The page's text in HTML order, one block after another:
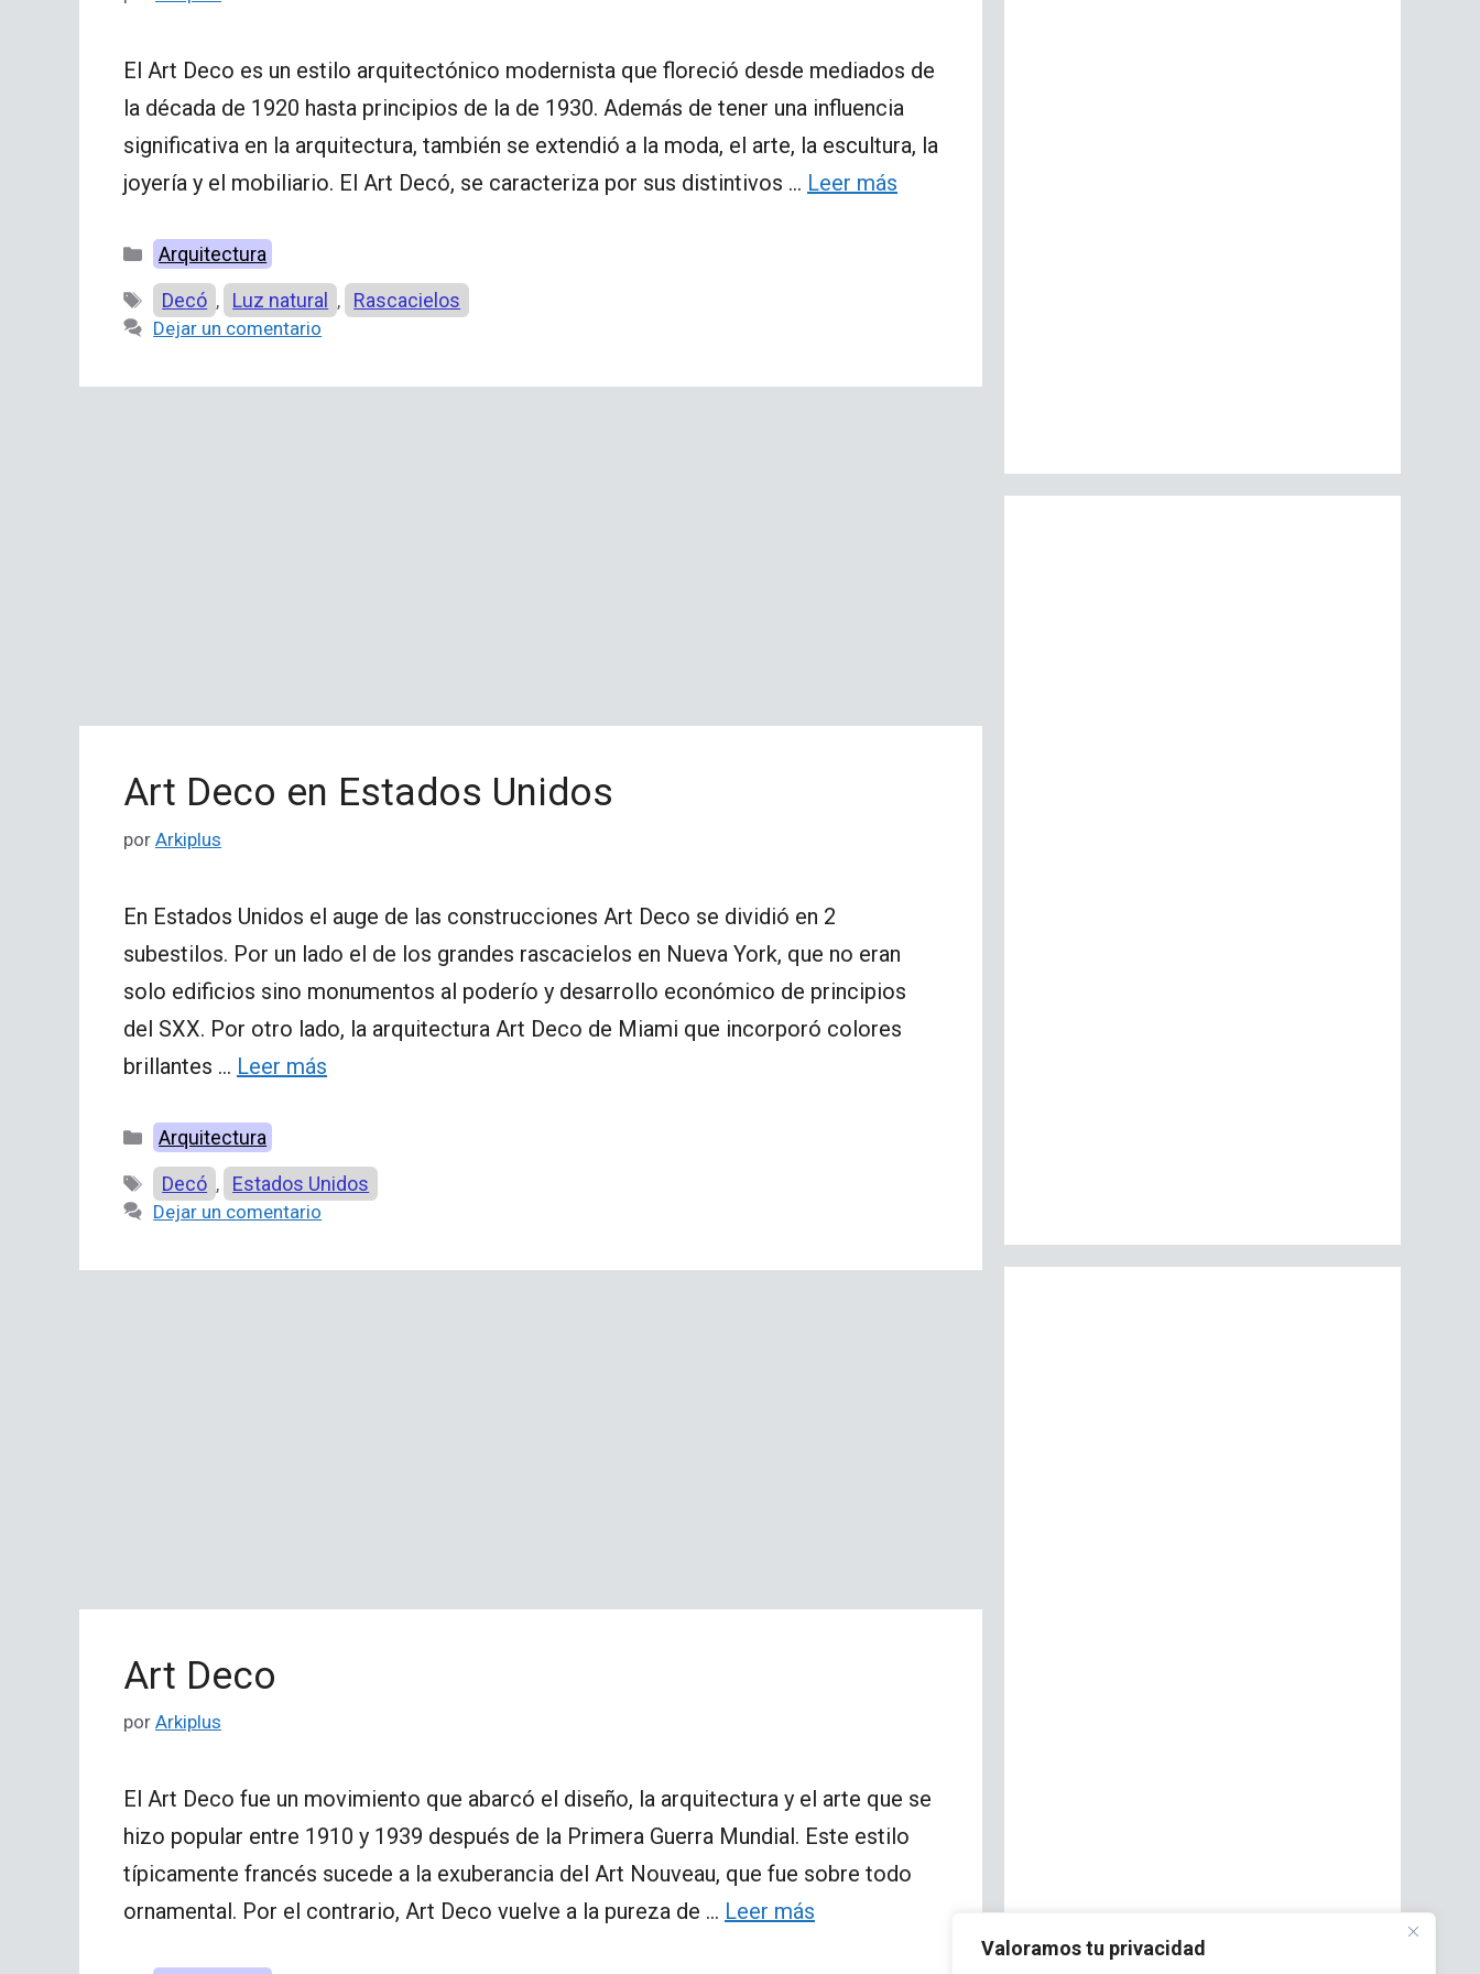
Valoramos tu privacidad
El Art Deco es un estilo arquitectónico modernista que floreció desde mediados de
la década de 1920 hasta principios de la de 1930. Además de tener una influencia
significativa en la arquitectura, también se extendió a la moda, el arte, la escultura, la
joyería y el mobiliario. El Art Decó, se caracteriza por sus distintivos … Leer más
Categorías
Arquitectura
Etiquetas
Decó , Luz natural , Rascacielos
Dejar un comentario
Art Deco en Estados Unidos
por Arkiplus
En Estados Unidos el auge de las construcciones Art Deco se dividió en 2
subestilos. Por un lado el de los grandes rascacielos en Nueva York, que no eran
solo edificios sino monumentos al poderío y desarrollo económico de principios
del SXX. Por otro lado, la arquitectura Art Deco de Miami que incorporó colores
brillantes … Leer más
Categorías
Arquitectura
Etiquetas
Decó , Estados Unidos
Dejar un comentario
Art Deco
por Arkiplus
El Art Deco fue un movimiento que abarcó el diseño, la arquitectura y el arte que se
hizo popular entre 1910 y 1939 después de la Primera Guerra Mundial. Este estilo
típicamente francés sucede a la exuberancia del Art Nouveau, que fue sobre todo
ornamental. Por el contrario, Art Deco vuelve a la pureza de … Leer más